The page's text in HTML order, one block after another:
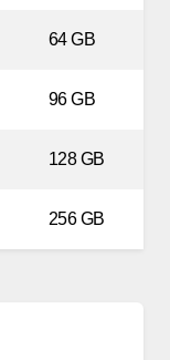
64 GB
96 GB
128 GB
256 GB